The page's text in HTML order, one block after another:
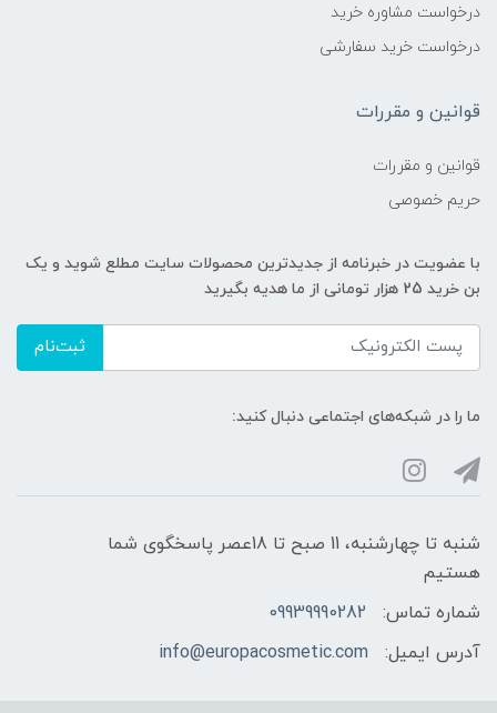
درخواست مشاوره خرید
درخواست خرید سفارشی
قوانین و مقررات
قوانین و مقررات
حریم خصوصی
با عضویت در خبرنامه از جدیدترین محصولات سایت مطلع شوید و یک
بن خرید 25 هزار تومانی از ما هدیه بگیرید
ثبت‌نام
ما را در شبکه‌های اجتماعی دنبال کنید:
شنبه تا چهارشنبه، 11 صبح تا 18عصر پاسخگوی شما
هستیم
شماره تماس:
09939990282
آدرس ایمیل:
info@europacosmetic.com